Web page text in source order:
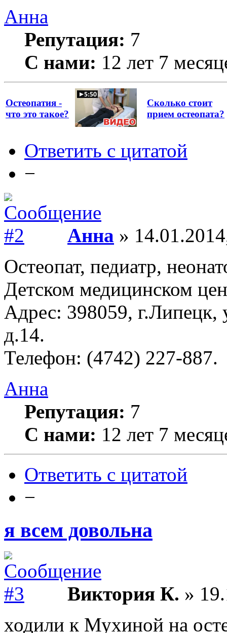
Анна
Репутация: 7
С нами: 12 лет 7
Остеопатия -
что это такое?
Сколько стоит
прием остеопата?
Ответить с цитатой
−
Анна »
Остеопат, педиатр,
Детском медицинском
Адрес: 398059, г.Липецк,
д.14.
Телефон: (4742) 227-887.
Анна
Репутация: 7
С нами: 12 лет 7
Ответить с цитатой
−
я всем довольна
Виктория К. »
ходили к Мухиной на